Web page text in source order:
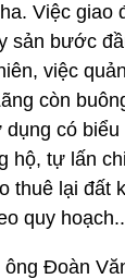
Việc giao
sản bước
việc
còn
có biểu
hộ, tự lấn
thuê lại đất
quy
ông Đoàn